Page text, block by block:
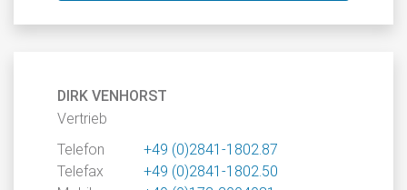
DIRK VENHORST
Vertrieb
Telefon
+49 (0)2841-1802.87
Telefax
+49 (0)2841-1802.50